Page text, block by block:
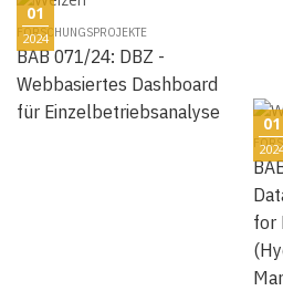
01
2024
FORSCHUNGSPROJEKTE
BAB 071/24: DBZ -
Webbasiertes Dashboard
für Einzelbetriebsanalyse
01
for